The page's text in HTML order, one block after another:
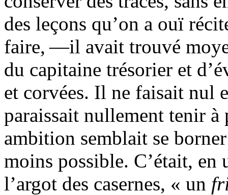
des leçons qu’on a ouï
faire, —il avait trouvé
du capitaine trésorier et
et corvées. Il ne faisait nul
paraissait nullement tenir à
ambition semblait se
moins possible. C’était, en
l’argot des casernes, « un